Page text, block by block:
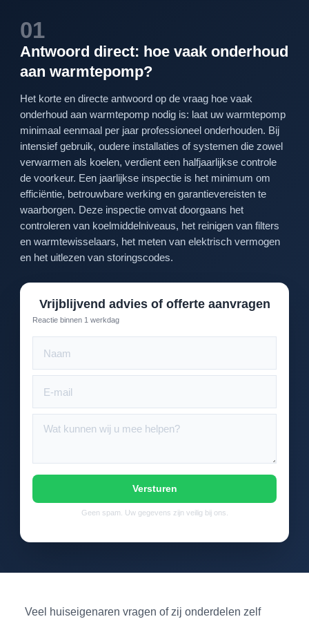
01
Antwoord direct: hoe vaak onderhoud
aan warmtepomp?
Het korte en directe antwoord op de vraag hoe vaak
onderhoud aan warmtepomp nodig is: laat uw warmtepomp
minimaal eenmaal per jaar professioneel onderhouden. Bij
intensief gebruik, oudere installaties of systemen die zowel
verwarmen als koelen, verdient een halfjaarlijkse controle
de voorkeur. Een jaarlijkse inspectie is het minimum om
efficiëntie, betrouwbare werking en garantievereisten te
waarborgen. Deze inspectie omvat doorgaans het
controleren van koelmiddelniveaus, het reinigen van filters
en warmtewisselaars, het meten van elektrisch vermogen
en het uitlezen van storingscodes.
Vrijblijvend advies of offerte aanvragen
Reactie binnen 1 werkdag
Versturen
Geen spam. Uw gegevens zijn veilig bij ons.
Veel huiseigenaren vragen of zij onderdelen zelf